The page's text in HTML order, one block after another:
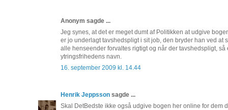
Anonym sagde ...
Jeg synes, at det er meget dumt af Politikken at udgive
er jo underlagt tavshedspligt i sit job, den bryder han ved
alle henseender forvaltes rigtigt og når der tavshedspligt,
ytringsfrihedens navn.
16. september 2009 kl. 14.44
Henrik Jeppsson sagde ...
Skal DetBedste ikke også udgive bogen her online for dem